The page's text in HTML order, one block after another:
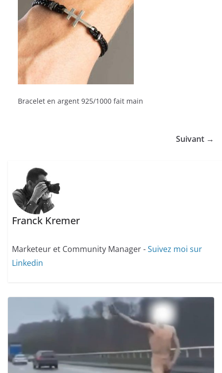
Bracelet en argent 925/1000 fait main
Suivant →
Franck Kremer
Marketeur et Community Manager -Suivez moi sur
Linkedin